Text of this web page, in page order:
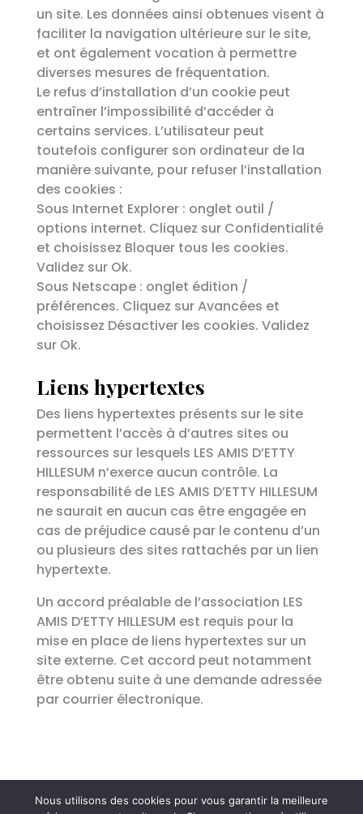
un site. Les données ainsi obtenues visent à
faciliter la navigation ultérieure sur le site,
et ont également vocation à permettre
diverses mesures de fréquentation.
Le refus d’installation d’un cookie peut
entraîner l’impossibilité d’accéder à
certains services. L’utilisateur peut
toutefois configurer son ordinateur de la
manière suivante, pour refuser l’installation
des cookies :
Sous Internet Explorer : onglet outil /
options internet. Cliquez sur Confidentialité
et choisissez Bloquer tous les cookies.
Validez sur Ok.
Sous Netscape : onglet édition /
préférences. Cliquez sur Avancées et
choisissez Désactiver les cookies. Validez
sur Ok.
Liens hypertextes
Des liens hypertextes présents sur le site
permettent l’accès à d’autres sites ou
ressources sur lesquels LES AMIS D’ETTY
HILLESUM n’exerce aucun contrôle. La
responsabilité de LES AMIS D’ETTY HILLESUM
ne saurait en aucun cas être engagée en
cas de préjudice causé par le contenu d’un
ou plusieurs des sites rattachés par un lien
hypertexte.
Un accord préalable de l’association LES
AMIS D’ETTY HILLESUM est requis pour la
mise en place de liens hypertextes sur un
site externe. Cet accord peut notamment
être obtenu suite à une demande adressée
par courrier électronique.
AssociationLes Amis d'Etty Hillesum| Tous
Nous utilisons des cookies pour vous garantir la meilleure